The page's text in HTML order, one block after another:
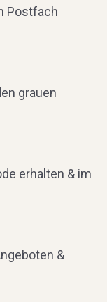
Postfach
grauen
erhalten & im
&